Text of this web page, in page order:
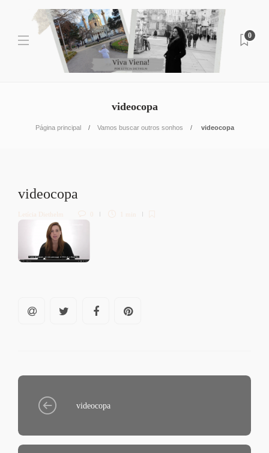
0
videocopa
Página principal Vamos buscar outros sonhos videocopa
videocopa
Letícia Diethelm 0 1 min
videocopa